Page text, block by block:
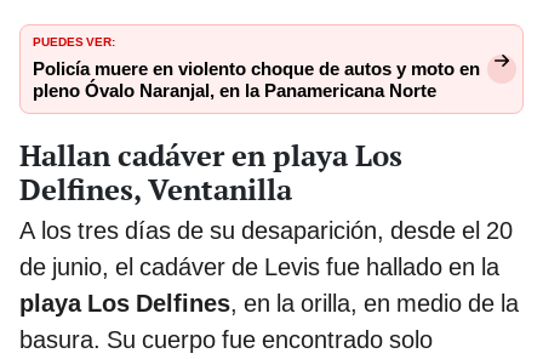
PUEDES VER:
Policía muere en violento choque de autos y moto en
pleno Óvalo Naranjal, en la Panamericana Norte
Hallan cadáver en playa Los
Delfines, Ventanilla
A los tres días de su desaparición, desde el 20
de junio, el cadáver de Levis fue hallado en la
playa Los Delfines, en la orilla, en medio de la
basura. Su cuerpo fue encontrado solo